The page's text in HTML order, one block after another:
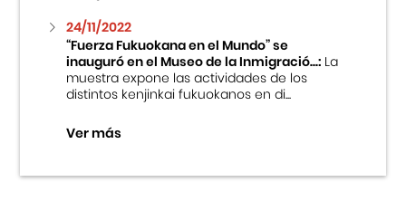
24/11/2022
“Fuerza Fukuokana en el Mundo” se
inauguró en el Museo de la Inmigració...:La
muestra expone las actividades de los
distintos kenjinkai fukuokanos en di...
Ver más